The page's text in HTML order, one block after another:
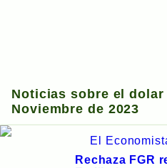
Noticias sobre el
Noviembre de 2023
El
Rechaza FGR